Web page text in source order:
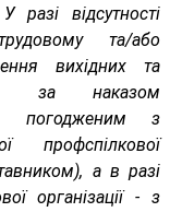
відсутності
та/або
вихідних та
за наказом
погодженим з
профспілкової
а в разі
організації - з